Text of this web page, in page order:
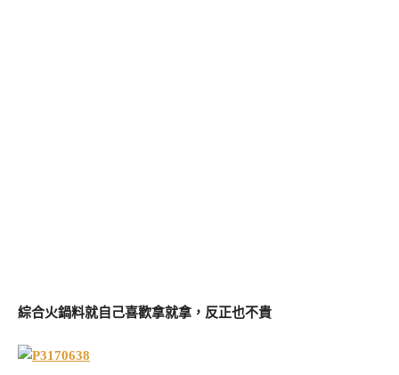
綜合火鍋料就自己喜歡拿就拿，反正也不貴